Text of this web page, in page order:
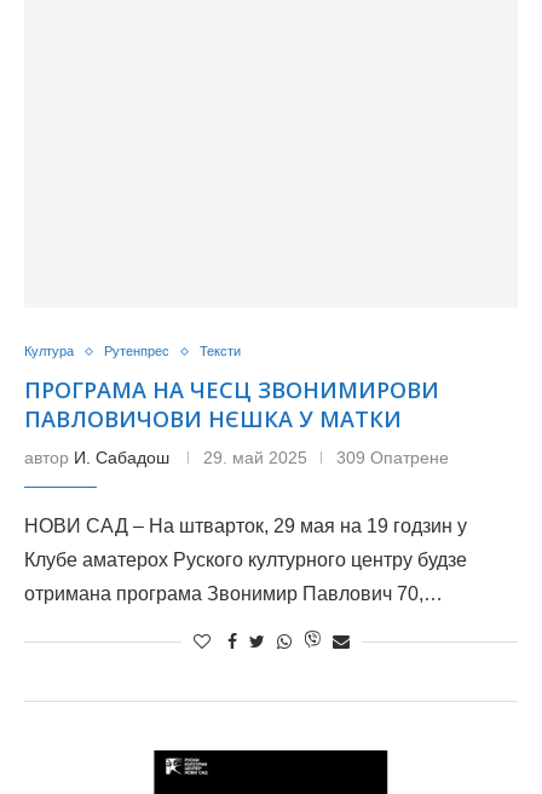
Култура Рутенпрес Тексти
ПРОГРАМА НА ЧЕСЦ ЗВОНИМИРОВИ
ПАВЛОВИЧОВИ НЄШКА У МАТКИ
автор И. Сабадош 29. май 2025 309 Опатрене
НОВИ САД – На штварток, 29 мая на 19 годзин у
Клубе аматерох Руского културного центру будзе
отримана програма Звонимир Павлович 70,…